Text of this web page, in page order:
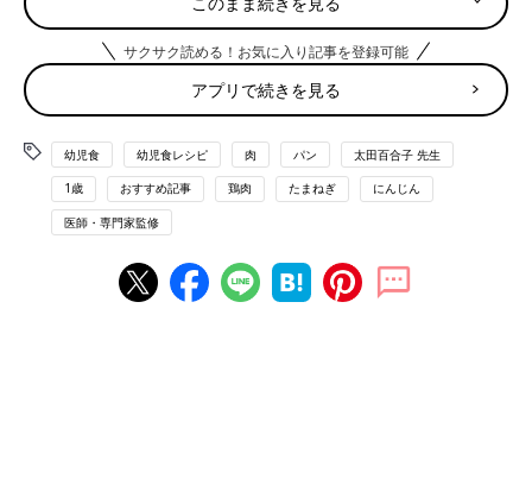
野菜の甘みとカレーの風味のお肉を、食パンに挟んでまるっと食
べちゃいましょう。
材料（大人2人分＋子ども1人分）
鶏ひき肉…100g
玉ねぎ…1/4個
にんじん…1/6本
食パン（6枚切り）…2と1/2枚
A[野菜スープ…1/2カップ ケチャップ…大さじ1 ウスターソー
サクサク読める！お気に入り記事を登録可能
アプリで続きを見る
幼児食 幼児食レシピ 肉 パン 太田百合子 先生
1歳 おすすめ記事 鶏肉 たまねぎ にんじん
医師・専門家監修